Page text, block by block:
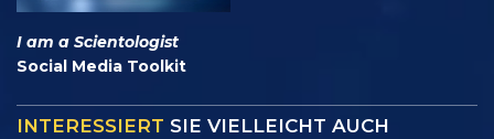
I am a Scientologist
Social Media Toolkit
INTERESSIERT SIE VIELLEICHT AUCH